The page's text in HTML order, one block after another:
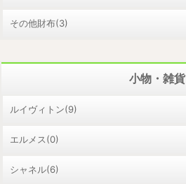
その他財布(3)
小物・雑貨
ルイヴィトン(9)
エルメス(0)
シャネル(6)